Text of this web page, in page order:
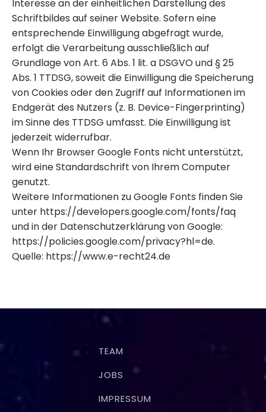
Interesse an der einheitlichen Darstellung des
Schriftbildes auf seiner Website. Sofern eine
entsprechende Einwilligung abgefragt wurde,
erfolgt die Verarbeitung ausschließlich auf
Grundlage von Art. 6 Abs. 1 lit. a DSGVO und § 25
Abs. 1 TTDSG, soweit die Einwilligung die Speicherung
von Cookies oder den Zugriff auf Informationen im
Endgerät des Nutzers (z. B. Device-Fingerprinting)
im Sinne des TTDSG umfasst. Die Einwilligung ist
jederzeit widerrufbar.
Wenn Ihr Browser Google Fonts nicht unterstützt,
wird eine Standardschrift von Ihrem Computer
genutzt.
Weitere Informationen zu Google Fonts finden Sie
unter https://developers.google.com/fonts/faq
und in der Datenschutzerklärung von Google:
https://policies.google.com/privacy?hl=de.
Quelle: https://www.e-recht24.de
TEAM
JOBS
IMPRESSUM